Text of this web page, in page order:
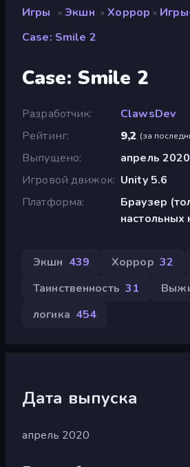
Игры » Экшн » Хоррор »
Case: Smile 2
Case: Smile 2
Разработчик
ClawsDev
Рейтинг
9,2 (за
Выпущено
апрель
Игровой движок Unity 5.6
Платформа
Браузер
Экшн 439 Хоррор 32
Таинственность 31
логика 454
Дата выпуска
апрель 2020